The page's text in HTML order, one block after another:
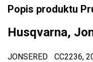
Motorové pily
Benzínové pily
Popis produktu
Husqvarna,
JONSERED
CC2236,